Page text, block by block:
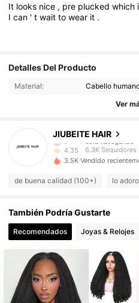
It looks nice , pre pluckedwhich
Ican 'twaittowear it .
Detalles Del Producto
Material: Cabello
Ver
JIUBEITE HAIR
4,35 6.3K Seguidores
6.3K Seguidores
4,35 6.3K Seguidores
4,35
4,35 6.3K Seguidores
4,35 6.3K Seguidores
4,35 6.3K Seguidores
3.5K Vendido
de buena calidad (100+) lo
También Podría Gustarte
Recomendados Joyas & Relojes